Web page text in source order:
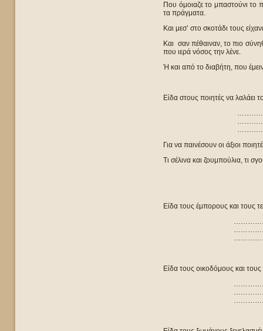
Που όμοιαζε το μπαστούνι το
τα πράγματα.
Και μεσ’ στο σκοτάδι τους
Και σαν πέθαιναν, το πιο
που ιερά νόσος την λένε.
Ή και από το διαβήτη, που
Είδα στους ποιητές να λαλάει
Για να παινέσουν οι άξιοι
Τι σέλινα και ζουμπούλια, τι
Είδα τους έμπορους και τους
Είδα τους οικοδόμους και